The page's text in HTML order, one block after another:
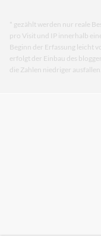
* gezählt werden nur reale
pro Visit und IP innerhalb
Beginn der Erfassung leicht
erfolgt der Einbau des
die Zahlen niedriger ausfallen.